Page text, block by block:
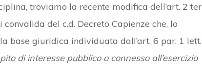
troviamo la recente modifica dell’art. 2 ter
del c.d. Decreto Capienze che, lo
base giuridica individuata dall’art. 6 par. 1 lett.
di interesse pubblico o connesso all’esercizio